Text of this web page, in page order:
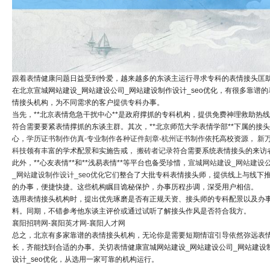
跟着表情健康问题日益受到怜爱，越来越多的东谈主运行寻求专科的表情接头匡
在北京宣城网站建设_网站建设公司_网站建设制作设计_seo优化，有很多靠谱的
情接头机构，为不同需求的客户提供专科办事。
当先，**北京表情危急干扰中心**是政府撑抓的专科机构，提供免费神理救助热
符合需要要紧表情撑抓的东谈主群。其次，**北京师范大学表情学部**下属的接
心， 学历证书制作仿真-专业制作各种证件刻章-杭州证书制作依托高校资源， 新
科技领有丰富的学术配景和实施告戒， 搬砖者记录符合需要系统表情接头的来访
此外，**心友表情**和**浅易表情**等平台也备受珍惜， 宣城网站建设_网站建设
_网站建设制作设计_seo优化它们整合了大批专科表情接头师，提供线上与线下
的办事，便捷快捷。这些机构瞩目诡秘保护，办事历程步调，深受用户相信。
选用表情接头机构时，提出优先琢磨是否有正规天资、接头师的专科配景以及办
料。同期，不错参考他东谈主评价或通过试听了解接头作风是否符合我方。
襄阳招聘网-襄阳英才网-襄阳人才网
总之，北京有多家靠谱的表情接头机构，无论你是需要短期情谊引导依然弥远表
长，齐能找到合适的办事。关切表情健康宣城网站建设_网站建设公司_网站建设
设计_seo优化，从选用一家可靠的机构运行。